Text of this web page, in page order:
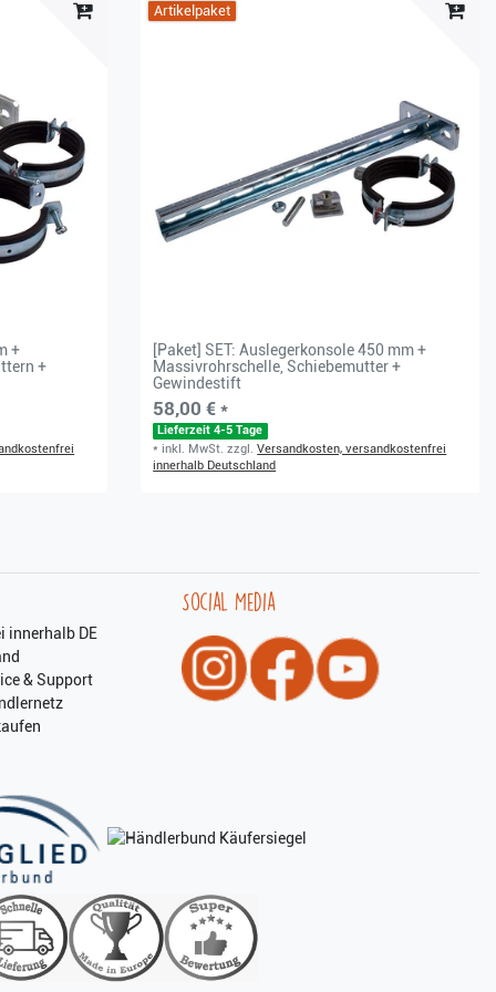
+
+
Artikelpaket
[Paket] SET: Auslegerkonsole 450 mm +
Massivrohrschelle, Schiebemutter +
Gewindestift
58,00 € *
Lieferzeit 4-5 Tage
* inkl. MwSt. zzgl.Versandkosten, versandkostenfrei
innerhalb Deutschland
innerhalb DE
& Support
Social Media